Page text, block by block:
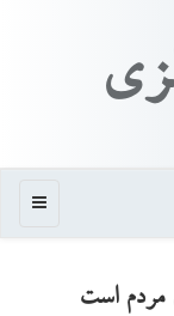
منو
مردم است